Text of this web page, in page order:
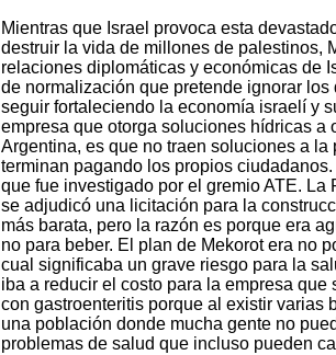
Mientras que Israel provoca esta
destruir la vida de millones de palestinos,
relaciones diplomáticas y económicas de
de normalización que pretende ignorar
seguir fortaleciendo la economía israelí y
empresa que otorga soluciones hídricas a
Argentina, es que no traen soluciones a
terminan pagando los propios
que fue investigado por el gremio ATE.
se adjudicó una licitación para la
más barata, pero la razón es porque era
no para beber. El plan de Mekorot era no
cual significaba un grave riesgo para la
iba a reducir el costo para la empresa
con gastroenteritis porque al existir varias
una población donde mucha gente no
problemas de salud que incluso pueden